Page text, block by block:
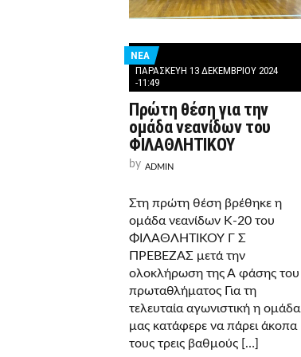
ΝΕΑ
ΠΑΡΑΣΚΕΥΉ 13 ΔΕΚΕΜΒΡΊΟΥ 2024
-11:49
Πρώτη θέση για την
ομάδα νεανίδων του
ΦΙΛΑΘΛΗΤΙΚΟΥ
by ADMIN
Στη πρώτη θέση βρέθηκε η
ομάδα νεανίδων Κ-20 του
ΦΙΛΑΘΛΗΤΙΚΟΥ Γ Σ
ΠΡΕΒΕΖΑΣ μετά την
ολοκλήρωση της Α φάσης του
πρωταθλήματος Για τη
τελευταία αγωνιστική η ομάδα
μας κατάφερε να πάρει άκοπα
τους τρεις βαθμούς […]